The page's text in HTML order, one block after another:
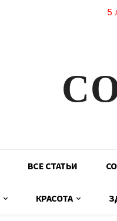
5
ВСЕ СТАТЬИ
КРАСОТА